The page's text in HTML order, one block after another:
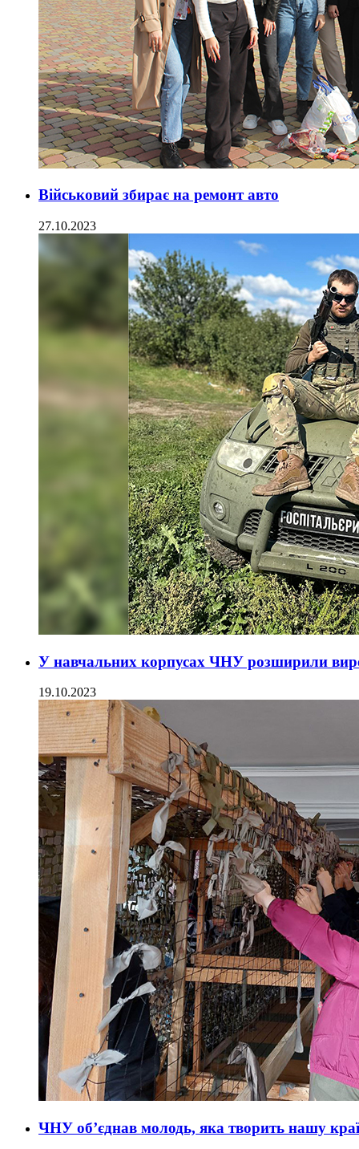
Військовий збирає на ремонт авто
27.10.2023
У навчальних корпусах ЧНУ розширили
19.10.2023
ЧНУ об’єднав молодь, яка творить нашу